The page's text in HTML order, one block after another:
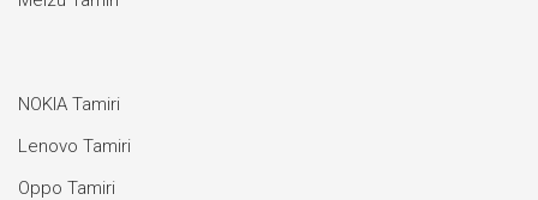
NOKIA Tamiri
Lenovo Tamiri
Oppo Tamiri